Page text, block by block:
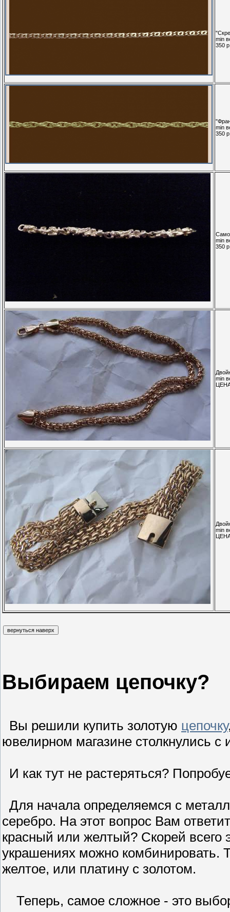
min
350
min
350
min
350
min
min
Выбираем цепочку?
Вы решили купить золотую цепочку
ювелирном магазине столкнулись
И как тут не растеряться?
Для начала определяемся с
серебро. На этот вопрос Вам
красный или желтый? Скорей всего
украшениях можно комбинировать.
желтое, или платину с золотом.
Теперь, самое сложное - это